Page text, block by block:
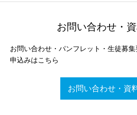
お問い合わせ・
お問い合わせ・パンフレット・生徒募
申込みはこちら
お問い合わせ・資